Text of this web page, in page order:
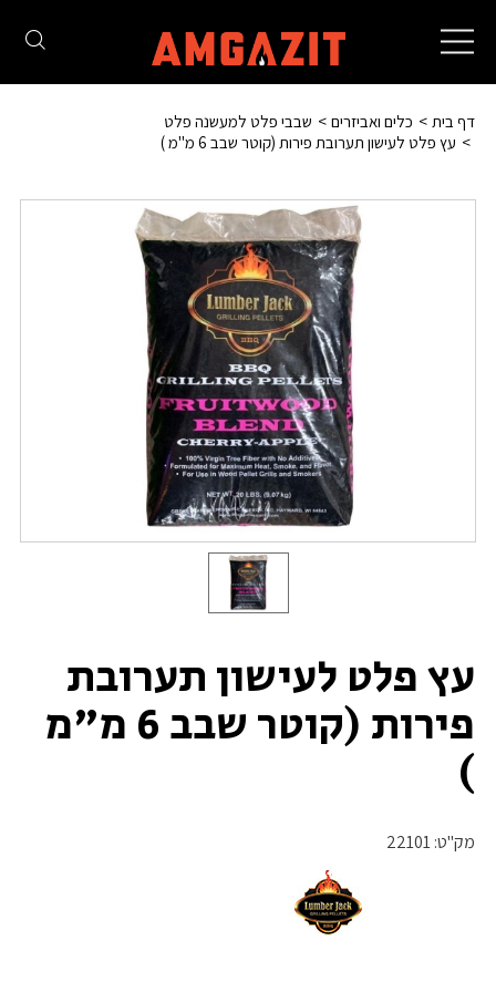
Toggle
navigation
דף בית כלים ואביזרים
שבבי פלט למעשנה פלט
עץ פלט לעישון תערובת פירות (קוטר שבב 6 מ"מ )
עץ פלט לעישון תערובת
פירות (קוטר שבב 6 מ"מ
)
מק"ט:22101